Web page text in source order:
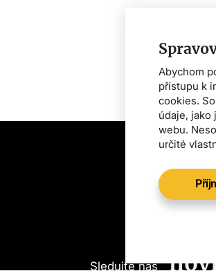
Abychom
přístupu k
cookies.
údaje, jako
webu.
určité
Sledujte nás